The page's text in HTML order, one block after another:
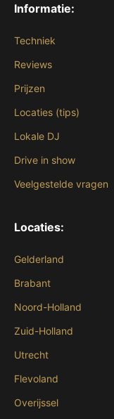
Informatie:
Techniek
Reviews
Prijzen
Locaties (tips)
Lokale DJ
Drive in show
Veelgestelde vragen
Locaties:
Gelderland
Brabant
Noord-Holland
Zuid-Holland
Utrecht
Flevoland
Overijssel